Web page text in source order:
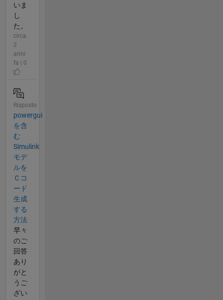
いま
し
た。
circa
2
anni
fa | 0
Risposto
powergui
を含
む
Simulink
モデ
ルを
Ｃコ
ード
生成
する
方法
早々
のご
回答
あり
がと
うご
ざい